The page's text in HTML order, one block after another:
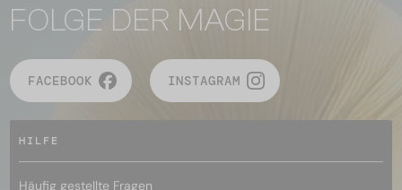
FOLGE DER MAGIE
FACEBOOK INSTAGRAM
HILFE
Häufig gestellte Fragen